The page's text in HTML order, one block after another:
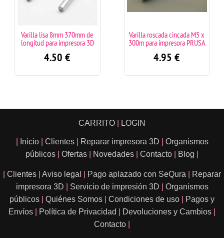
Varilla lisa 8mm 370mm de
longitud para impresora 3D
4.50 €
Varilla roscada cincada M5 x
300m para impresora PRUSA
4.95 €
CARRITO LOGIN
Inicio Clientes Reparar impresora 3D
Organismos
públicos
Ofertas Novedades Contacto Blog
Clientes Aviso legal Pago aplazado con SeQura
Reparar
impresora 3D
Servicio de impresión 3D
Organismos
públicos
Quiénes Somos Condiciones de uso
Pagos y
Envíos
Política de Privacidad Devoluciones y Cambios
Contacto